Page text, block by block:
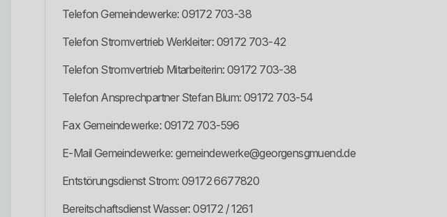
Telefon Gemeindewerke: 09172 703-38
Telefon Stromvertrieb Werkleiter: 09172 703-42
Telefon Stromvertrieb Mitarbeiterin: 09172 703-38
Telefon Ansprechpartner Stefan Blum: 09172 703-54
Fax Gemeindewerke: 09172 703-596
E-Mail Gemeindewerke: gemeindewerke@georgensgmuend.de
Entstörungsdienst Strom: 09172 6677820
Bereitschaftsdienst Wasser: 09172 / 1261